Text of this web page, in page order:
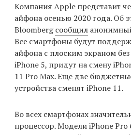
Компания Apple представит
айфона осенью 2020 года. Об
Bloombergсообщил
Все смартфоны будут
айфона с плоским экраном без
iPhone 5, придут на смену
11 Pro Max. Еще две
устройства сменят iPhone 11.
Во всех смартфонах
процессор. Модели iPhone Pro